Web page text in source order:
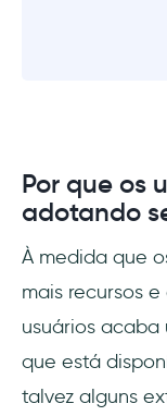
Por que os
adotando
À medida que
mais recursos
usuários
que está
talvez alguns